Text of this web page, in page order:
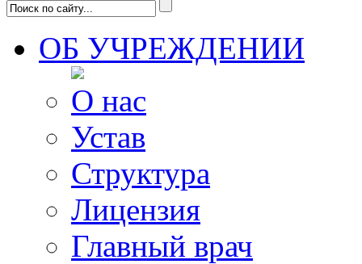
ОБ УЧРЕЖДЕНИИ
О нас
Устав
Структура
Лицензия
Главный врач